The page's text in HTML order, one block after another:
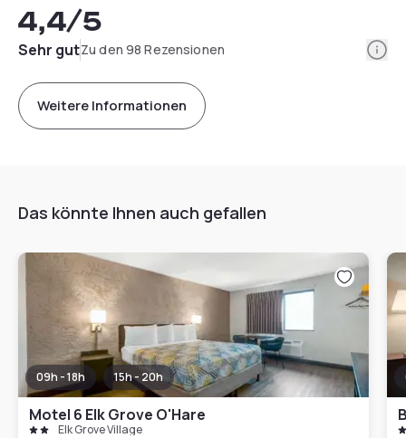
4,4/5
Sehr gutZu den 98 Rezensionen
Weitere Informationen
Das könnte Ihnen auch gefallen
09h - 18h 15h - 20h
Motel 6 Elk Grove O'Hare
Elk Grove Village